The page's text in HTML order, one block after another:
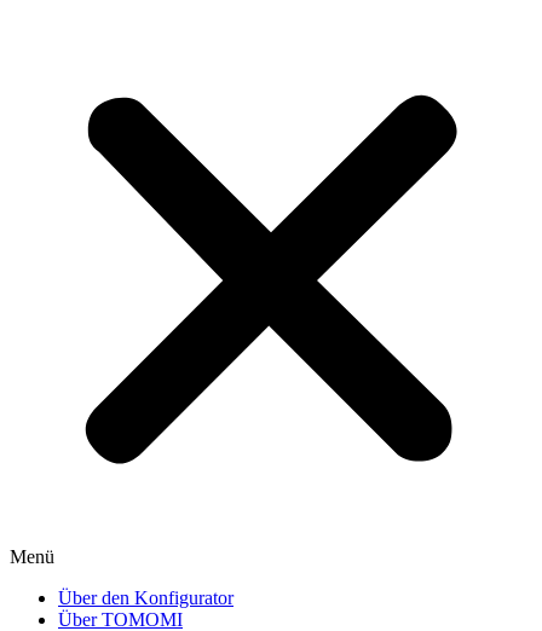
Menü
Über den Konfigurator
Über TOMOMI